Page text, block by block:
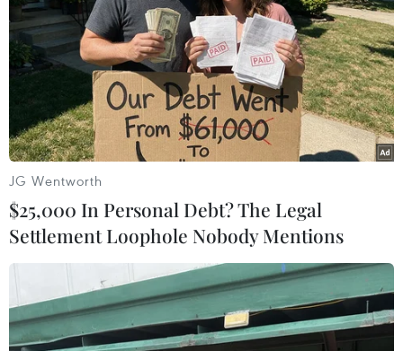
Lực lượng lao động tại Nhật Bản dự kiến
giảm 20% vào năm 2040
Lực lượng lao động của Nhật Bản trong năm 2040 dự
kiến sẽ giảm 20% so với năm 2017 do dân số suy giảm
nếu kinh tế nước này không tăng trưởng.
JG Wentworth
$25,000 In Personal Debt? The Legal
Settlement Loophole Nobody Mentions